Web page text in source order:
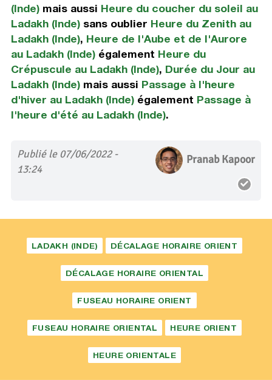
(Inde)mais aussi Heure du coucher du soleil au
Ladakh (Inde)sans oublier Heure du Zenith au
Ladakh (Inde), Heure de l'Aube et de l'Aurore
au Ladakh (Inde)également Heure du
Crépuscule au Ladakh (Inde), Durée du Jour au
Ladakh (Inde)mais aussi Passage à l'heure
d'hiver au Ladakh (Inde)également Passage à
l'heure d'été au Ladakh (Inde).
Publié le 07/06/2022 -
13:24
Pranab Kapoor
LADAKH (INDE) DÉCALAGE HORAIRE ORIENT
DÉCALAGE HORAIRE ORIENTAL
FUSEAU HORAIRE ORIENT
FUSEAU HORAIRE ORIENTAL HEURE ORIENT
HEURE ORIENTALE